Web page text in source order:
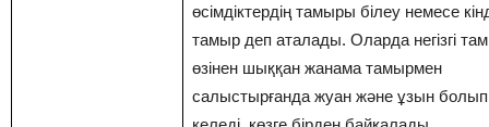
өсімдіктердің тамыры білеу немесе
тамыр деп аталады. Оларда негізгі
өзінен шыққан жанама тамырмен
салыстырғанда жуан және ұзын болып